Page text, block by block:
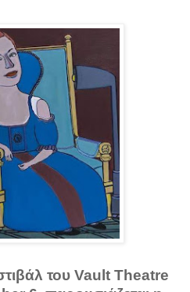
του Vault Theatre